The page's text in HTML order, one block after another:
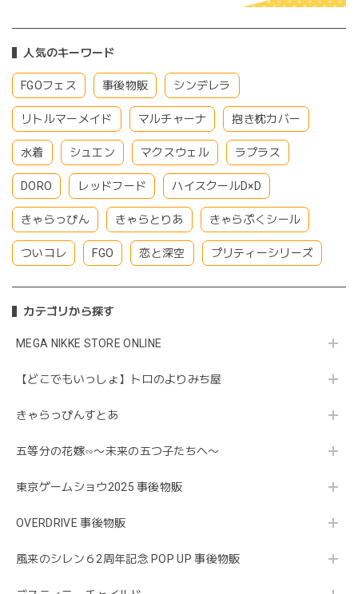
人気のキーワード
FGOフェス 事後物販 シンデレラ
リトルマーメイド マルチャーナ 抱き枕カバー
水着 シュエン マクスウェル ラプラス
DORO レッドフード ハイスクールD×D
きゃらっぴん きゃらとりあ きゃらぷくシール
ついコレ FGO 恋と深空 プリティーシリーズ
カテゴリから探す
MEGA NIKKE STORE ONLINE
【どこでもいっしょ】トロのよりみち屋
きゃらっぴんすとあ
五等分の花嫁∽〜未来の五つ子たちへ〜
東京ゲームショウ2025 事後物販
OVERDRIVE 事後物販
風来のシレン６2周年記念 POP UP 事後物販